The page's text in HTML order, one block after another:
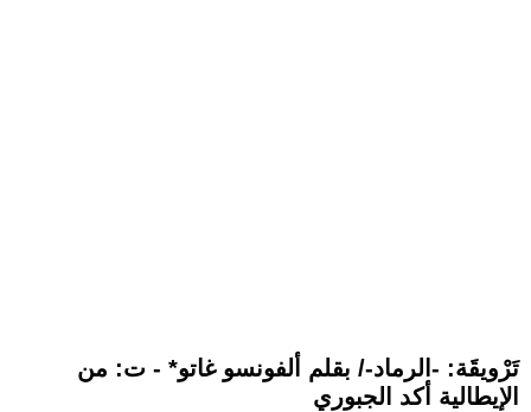
تَرْويقَة: -الرماد-/ بقلم ألفونسو غاتو* - ت: من
الإيطالية أكد الجبوري